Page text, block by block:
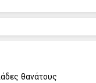
θανάτους